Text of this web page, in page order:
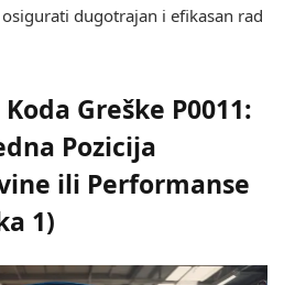
dugotrajan i efikasan rad
Greške P0011:
Pozicija
ili Performanse
1)